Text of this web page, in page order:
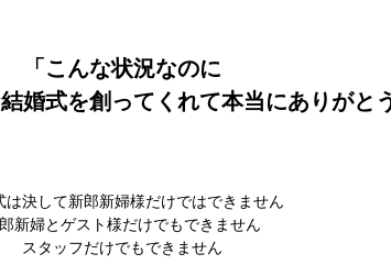
「こんな状況なのに
婚式を創ってくれて本当にありがと
は決して新郎新婦様だけではできません
新婦とゲスト様だけでもできません
スタッフだけでもできません